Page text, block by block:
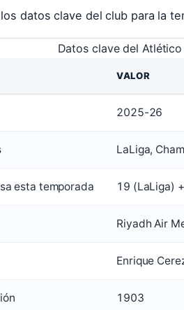
datos clave del club para la
Datos clave del
VALOR
2025-26
LaLiga,
esta temporada 19 (LaLiga)
Riyadh Air
Enrique
1903